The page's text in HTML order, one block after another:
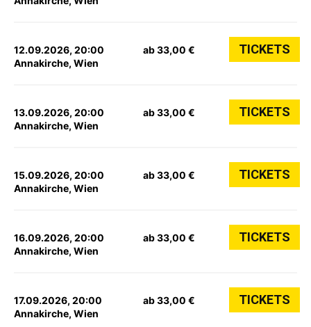
12.09.2026, 20:00
Annakirche, Wien
ab 33,00 € TICKETS
13.09.2026, 20:00
Annakirche, Wien
ab 33,00 € TICKETS
15.09.2026, 20:00
Annakirche, Wien
ab 33,00 € TICKETS
16.09.2026, 20:00
Annakirche, Wien
ab 33,00 € TICKETS
17.09.2026, 20:00
Annakirche, Wien
ab 33,00 € TICKETS